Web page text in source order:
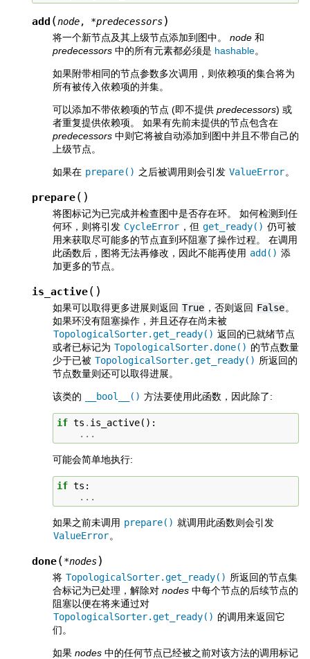
add (node, *predecessors)
将一个新节点及其上级节点添加到图中。 node 和
predecessors 中的所有元素都必须是 hashable。
如果附带相同的节点参数多次调用，则依赖项的集合将为
所有被传入依赖项的并集。
可以添加不带依赖项的节点 (即不提供 predecessors) 或
者重复提供依赖项。 如果有先前未提供的节点包含在
predecessors 中则它将被自动添加到图中并且不带自己的
上级节点。
如果在 prepare() 之后被调用则会引发 ValueError。
prepare( )
将图标记为已完成并检查图中是否存在环。 如何检测到任
何环，则将引发 CycleError ，但 get_ready() 仍可被
用来获取尽可能多的节点直到环阻塞了操作过程。 在调用
此函数后，图将无法再修改，因此不能再使用 add() 添
加更多的节点。
is_active( )
如果可以取得更多进展则返回 True ，否则返回 False。
如果环没有阻塞操作，并且还存在尚未被
TopologicalSorter.get_ready() 返回的已就绪节点
或者已标记为 TopologicalSorter.done() 的节点数量
少于已被 TopologicalSorter.get_ready() 所返回的
节点数量则还可以取得进展。
该类的 __bool__() 方法要使用此函数，因此除了:
if ts . is_active():
...
可能会简单地执行:
if ts :
...
如果之前未调用 prepare() 就调用此函数则会引发
ValueError。
done(*nodes)
将 TopologicalSorter.get_ready() 所返回的节点集
合标记为已处理，解除对 nodes 中每个节点的后续节点的
阻塞以便在将来通过对
TopologicalSorter.get_ready() 的调用来返回它
们。
如果 nodes 中的任何节点已经被之前对该方法的调用标记